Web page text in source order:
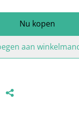
Nu kopen
aan